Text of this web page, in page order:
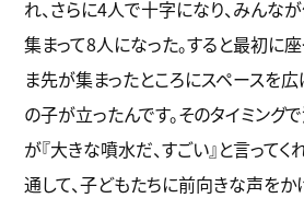
れ、さらに4人で十字になり、みんな
集まって8人になった。すると最初に
ま先が集まったところにスペースを広
の子が立ったんです。そのタイミング
が『大きな噴水だ、すごい』と言ってく
通して、子どもたちに前向きな声をか